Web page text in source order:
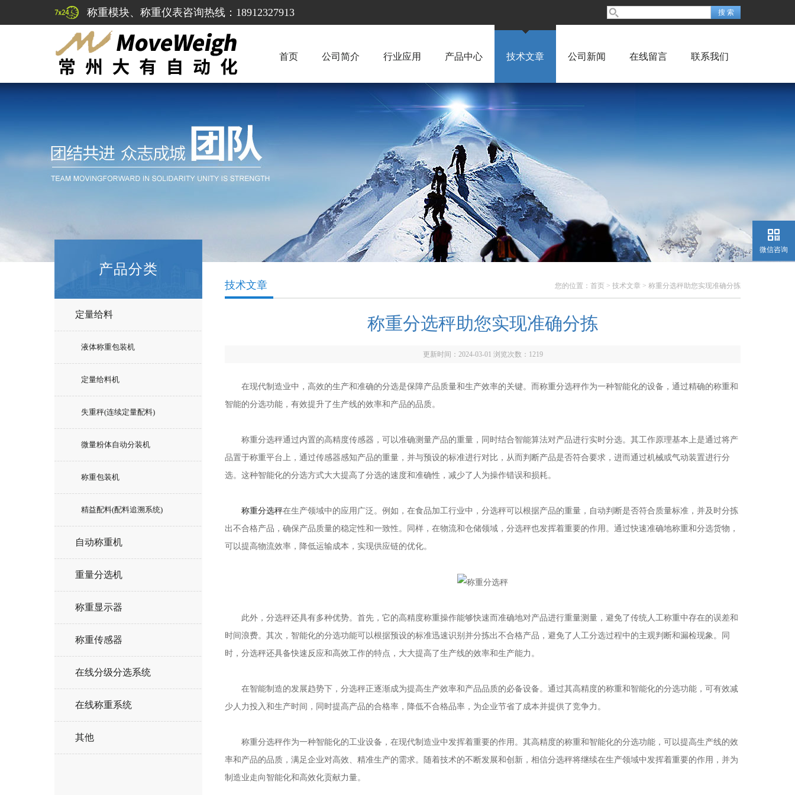
称重模块、称重仪表咨询热线：18912327913
首页 公司简介 行业应用 产品中心 技术文章 公司新闻 在线留言 联系我们
产品分类
定量给料
液体称重包装机
定量给料机
失重秤(连续定量配料)
微量粉体自动分装机
称重包装机
精益配料(配料追溯系统)
自动称重机
重量分选机
称重显示器
称重传感器
在线分级分选系统
在线称重系统
其他
您的位置： 首页 > 技术文章 > 称重分选秤助您实现准确分拣
技术文章
称重分选秤助您实现准确分拣
更新时间：2024-03-01 浏览次数： 1219
在现代制造业中，高效的生产和准确的分选是保障产品质量和生产效率的关键。而称重分选秤作为一种智能化的设备，通过精确的称重和
智能的分选功能，有效提升了生产线的效率和产品的品质。
称重分选秤通过内置的高精度传感器，可以准确测量产品的重量，同时结合智能算法对产品进行实时分选。其工作原理基本上是通过将产
品置于称重平台上，通过传感器感知产品的重量，并与预设的标准进行对比，从而判断产品是否符合要求，进而通过机械或气动装置进行分
选。这种智能化的分选方式大大提高了分选的速度和准确性，减少了人为操作错误和损耗。
称重分选秤在生产领域中的应用广泛。例如，在食品加工行业中，分选秤可以根据产品的重量，自动判断是否符合质量标准，并及时分拣
出不合格产品，确保产品质量的稳定性和一致性。同样，在物流和仓储领域，分选秤也发挥着重要的作用。通过快速准确地称重和分选货物，
可以提高物流效率，降低运输成本，实现供应链的优化。
此外，分选秤还具有多种优势。首先，它的高精度称重操作能够快速而准确地对产品进行重量测量，避免了传统人工称重中存在的误差和
时间浪费。其次，智能化的分选功能可以根据预设的标准迅速识别并分拣出不合格产品，避免了人工分选过程中的主观判断和漏检现象。同
时，分选秤还具备快速反应和高效工作的特点，大大提高了生产线的效率和生产能力。
在智能制造的发展趋势下，分选秤正逐渐成为提高生产效率和产品品质的必备设备。通过其高精度的称重和智能化的分选功能，可有效减
少人力投入和生产时间，同时提高产品的合格率，降低不合格品率，为企业节省了成本并提供了竞争力。
称重分选秤作为一种智能化的工业设备，在现代制造业中发挥着重要的作用。其高精度的称重和智能化的分选功能，可以提高生产线的效
率和产品的品质，满足企业对高效、精准生产的需求。随着技术的不断发展和创新，相信分选秤将继续在生产领域中发挥着重要的作用，并为
制造业走向智能化和高效化贡献力量。
微信咨询